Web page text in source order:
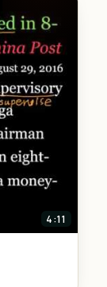
4:11